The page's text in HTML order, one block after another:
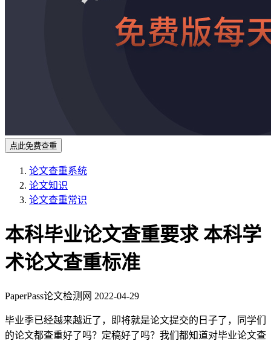
点此免费查重
论文查重系统
论文知识
论文查重常识
本科毕业论文查重要求 本科学
术论文查重标准
PaperPass论文检测网 2022-04-29
毕业季已经越来越近了，即将就是论文提交的日子了，同学们
的论文都查重好了吗？定稿好了吗？我们都知道对毕业论文查